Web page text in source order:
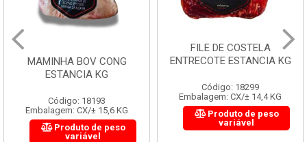
MAMINHA BOV CONG
ESTANCIA KG
Código: 18193
Embalagem: CX/± 15,6 KG
Produto de peso
variável
FILE DE COSTELA
ENTRECOTE ESTANCIA KG
Código: 18299
Embalagem: CX/± 14,4 KG
Produto de peso
variável